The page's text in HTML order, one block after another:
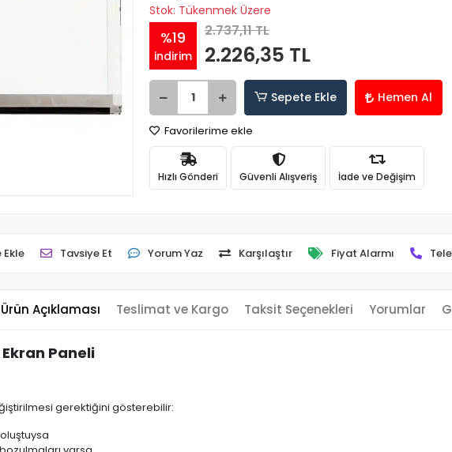
Stok: Tükenmek Üzere
%19
indirim
2.737,11 TL
2.226,35 TL
Sepete Ekle Hemen Al
Favorilerime ekle
Hızlı Gönderi Güvenli Alışveriş İade ve Değişim
Ekle Tavsiye Et Yorum Yaz Karşılaştır Fiyat Alarmı
Ürün Açıklaması Teslimat ve Kargo Taksit Seçenekleri Yorumlar
Paneli
gerektiğini gösterebilir: